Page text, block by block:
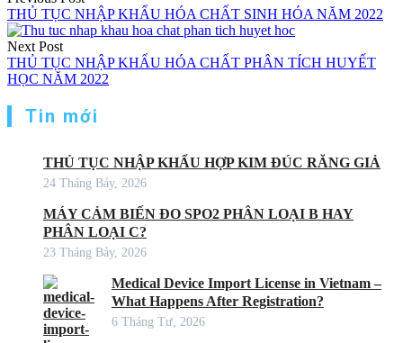
THỦ TỤC NHẬP KHẨU HÓA CHẤT SINH HÓA NĂM 2022
Next Post
THỦ TỤC NHẬP KHẨU HÓA CHẤT PHÂN TÍCH HUYẾT
HỌC NĂM 2022
Tin mới
THỦ TỤC NHẬP KHẨU HỢP KIM ĐÚC RĂNG GIẢ
24 Tháng Bảy, 2026
MÁY CẢM BIẾN ĐO SPO2 PHÂN LOẠI B HAY
PHÂN LOẠI C?
23 Tháng Bảy, 2026
Medical Device Import License in Vietnam –
What Happens After Registration?
6 Tháng Tư, 2026